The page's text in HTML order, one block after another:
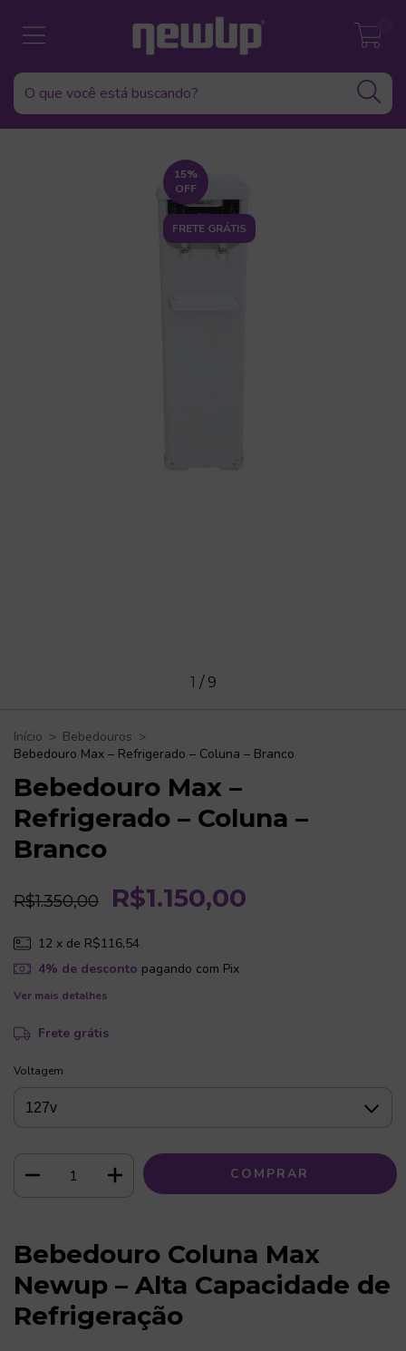
15%
OFF
FRETE GRÁTIS
1 / 9
Início > Bebedouros >
Bebedouro Max – Refrigerado – Coluna – Branco
Bebedouro Max –
Refrigerado – Coluna –
Branco
R$1.350,00 R$1.150,00
12 x de R$116,54
4% de desconto pagando com Pix
Ver mais detalhes
Frete grátis
Voltagem
Bebedouro Coluna Max
Newup – Alta Capacidade de
Refrigeração